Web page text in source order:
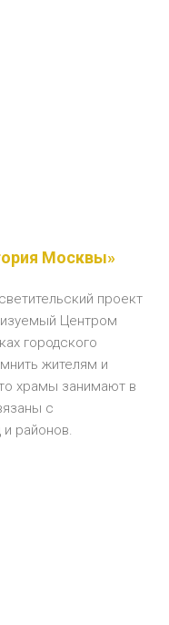
Москвы»
проект
Центром
городского
жителям и
храмы занимают в
с
районов.